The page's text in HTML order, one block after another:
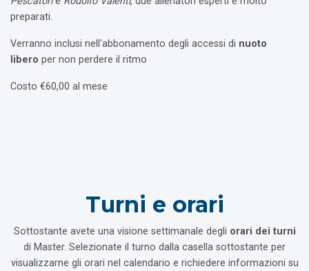
preparati.
Verranno inclusi nell'abbonamento degli accessi di nuoto
libero per non perdere il ritmo
Costo €60,00 al mese
Turni e orari
Sottostante avete una visione settimanale degli orari dei turni
di Master. Selezionate il turno dalla casella sottostante per
visualizzarne gli orari nel calendario e richiedere informazioni su